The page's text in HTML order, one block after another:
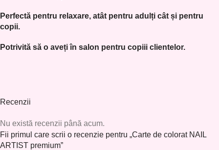
Perfectă pentru relaxare, atât pentru adulți cât și pentru
copii.
Potrivită să o aveți în salon pentru copiii clientelor.
Recenzii
Nu există recenzii până acum.
Fii primul care scrii o recenzie pentru „Carte de colorat NAIL
ARTIST premium”